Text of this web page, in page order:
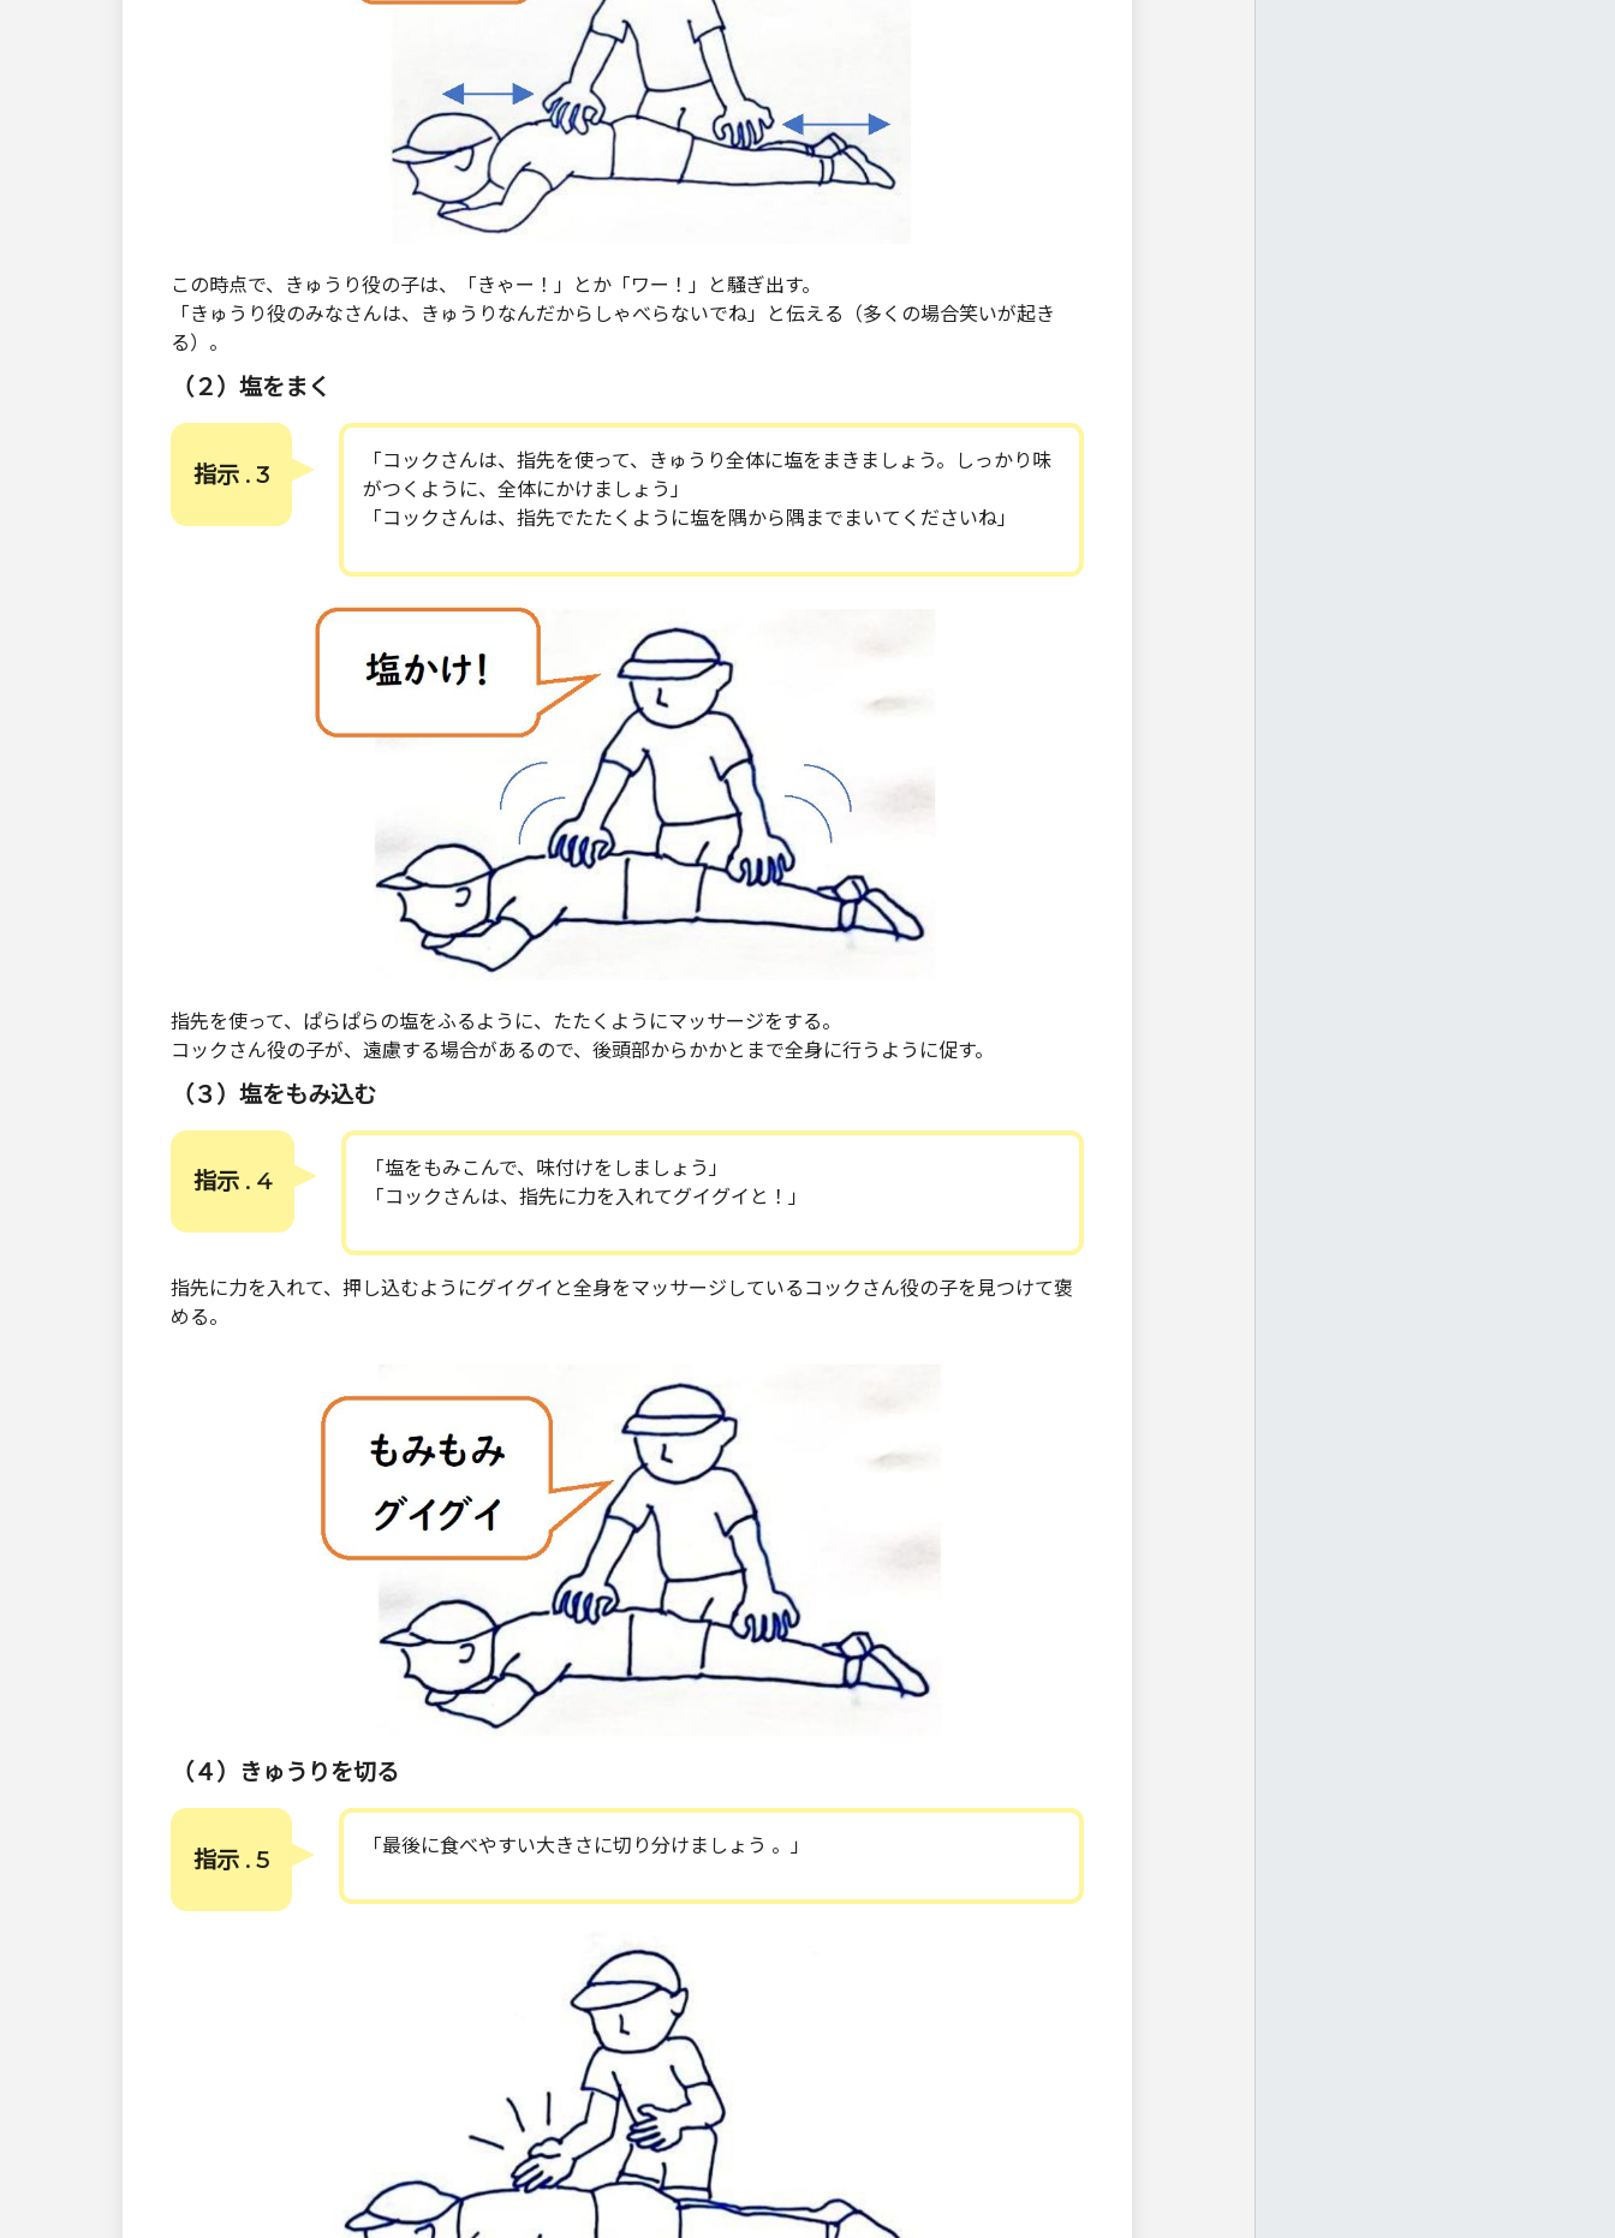
この時点で、きゅうり役の子は、「きゃー！」とか「ワー！」と騒ぎ出す。
「きゅうり役のみなさんは、きゅうりなんだからしゃべらないでね」と伝える（多くの場合笑いが起き
る）。
（２）塩をまく
指示 . 3
「コックさんは、指先を使って、きゅうり全体に塩をまきましょう。しっかり味
がつくように、全体にかけましょう」
「コックさんは、指先でたたくように塩を隅から隅までまいてくださいね」
指先を使って、ぱらぱらの塩をふるように、たたくようにマッサージをする。
コックさん役の子が、遠慮する場合があるので、後頭部からかかとまで全身に行うように促す。
（３）塩をもみ込む
指示 . 4
「塩をもみこんで、味付けをしましょう」
「コックさんは、指先に力を入れてグイグイと！」
指先に力を入れて、押し込むようにグイグイと全身をマッサージしているコックさん役の子を見つけて褒
める。
（４）きゅうりを切る
指示 . 5 「最後に食べやすい大きさに切り分けましょう 。」